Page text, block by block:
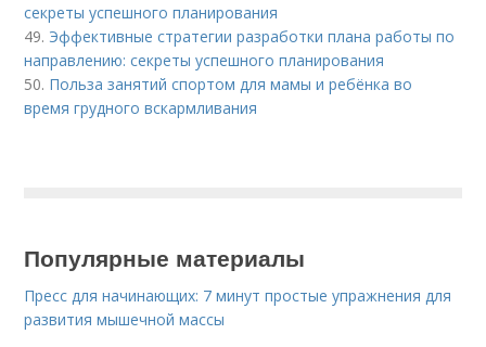
секреты успешного планирования
49. Эффективные стратегии разработки плана работы по
направлению: секреты успешного планирования
50. Польза занятий спортом для мамы и ребёнка во
время грудного вскармливания
Популярные материалы
Пресс для начинающих: 7 минут простые упражнения для
развития мышечной массы